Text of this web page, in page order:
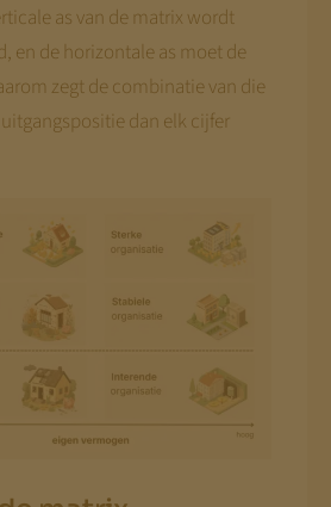
as van de matrix wordt
en de horizontale as moet de
zegt de combinatie van die
dan elk cijfer